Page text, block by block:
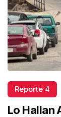
Reporte 4
Lo Hallan